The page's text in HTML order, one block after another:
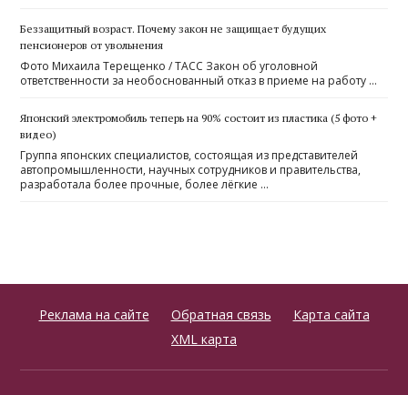
Беззащитный возраст. Почему закон не защищает будущих
пенсионеров от увольнения
Фото Михаила Терещенко / ТАСС Закон об уголовной
ответственности за необоснованный отказ в приеме на работу …
Японский электромобиль теперь на 90% состоит из пластика (5 фото +
видео)
Группа японских специалистов, состоящая из представителей
автопромышленности, научных сотрудников и правительства,
разработала более прочные, более лёгкие …
Реклама на сайте Обратная связь
Карта сайта
XML карта